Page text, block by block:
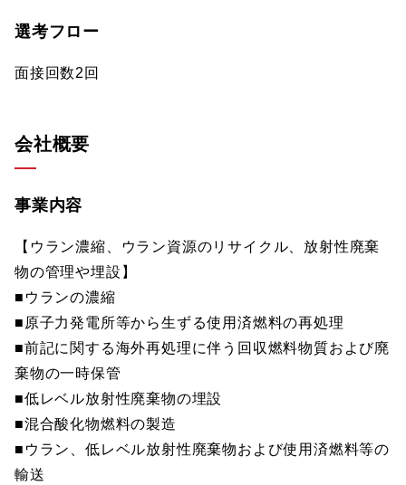
選考フロー
面接回数2回
会社概要
事業内容
【ウラン濃縮、ウラン資源のリサイクル、放射性廃棄
物の管理や埋設】
■ウランの濃縮
■原子力発電所等から生ずる使用済燃料の再処理
■前記に関する海外再処理に伴う回収燃料物質および廃
棄物の一時保管
■低レベル放射性廃棄物の埋設
■混合酸化物燃料の製造
■ウラン、低レベル放射性廃棄物および使用済燃料等の
輸送